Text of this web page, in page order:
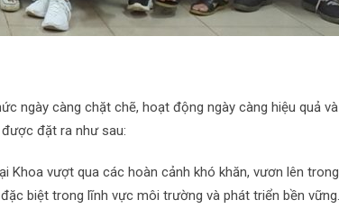
ngày càng chặt chẽ, hoạt động ngày càng hiệu quả
đặt ra như sau:
vượt qua các hoàn cảnh khó khăn, vươn lên
biệt trong lĩnh vực môi trường và phát triển bền vững.